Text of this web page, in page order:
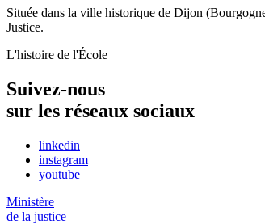
Située dans la ville historique de Dijon
Justice.
L'histoire de l'École
Suivez-nous
sur les réseaux sociaux
linkedin
instagram
youtube
Ministère
de la justice